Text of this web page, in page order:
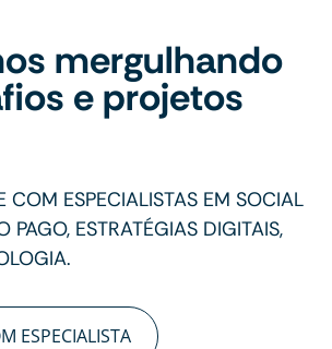
mergulhando
e projetos
COM ESPECIALISTAS EM SOCIAL
PAGO, ESTRATÉGIAS DIGITAIS,
ESPECIALISTA